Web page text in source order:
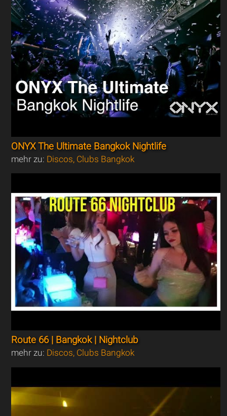
ONYX The Ultimate Bangkok Nightlife
mehr zu: Discos, Clubs Bangkok
Route 66 | Bangkok | Nightclub
mehr zu: Discos, Clubs Bangkok